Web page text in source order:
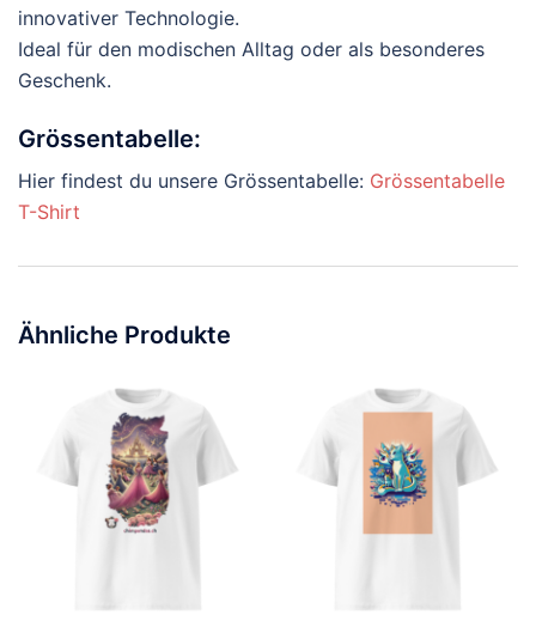
innovativer Technologie.
Ideal für den modischen Alltag oder als besonderes
Geschenk.
Grössentabelle:
Hier findest du unsere Grössentabelle: Grössentabelle
T-Shirt
Ähnliche Produkte